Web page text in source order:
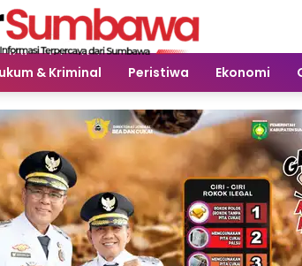
& Kriminal Peristiwa Ekonomi